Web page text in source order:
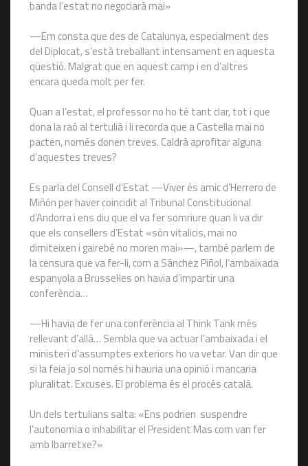
banda l’estat no negociarà mai»
—Em consta que des de Catalunya, especialment des
del Diplocat, s’està treballant intensament en aquesta
qüestió. Malgrat que en aquest camp i en d’altres
encara queda molt per fer.
Quan a l’estat, el professor no ho té tant clar, tot i que
dona la raó al tertulià i li recorda que a Castella mai no
pacten, només donen treves. Caldrà aprofitar alguna
d’aquestes treves?
Es parla del Consell d’Estat —Viver és amic d’Herrero de
Miñón per haver coincidit al Tribunal Constitucional
d’Andorra i ens diu que el va fer somriure quan li va dir
que els consellers d’Estat «són vitalicis, mai no
dimiteixen i gairebé no moren mai»—, també parlem de
la censura que va fer-li, com a Sánchez Piñol, l’ambaixada
espanyola a Brussel·les on havia d’impartir una
conferència…
—Hi havia de fer una conferència al Think Tank més
rellevant d’allà… Sembla que va actuar l’ambaixada i el
ministeri d’assumptes exteriors ho va vetar. Van dir que
si la feia jo sol només hi hauria una opinió i mancaria
pluralitat. Excuses. El problema és el procés català.
Un dels tertulians salta: «Ens podrien suspendre
l’autonomia o inhabilitar el President Mas com van fer
amb Ibarretxe?»